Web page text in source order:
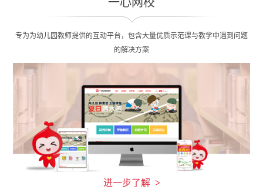
关注我们
一心文化公众号 一心文化展推店铺